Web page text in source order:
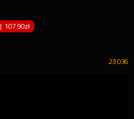
|107.90zł
23 036